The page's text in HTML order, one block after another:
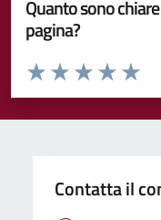
Quanto sono
pagina?
Valuta da 1 a 5 stelle la
Valuta 4
Valuta 3
Valuta 2 stelle su
Valuta 1 stelle su 5
Contatta il